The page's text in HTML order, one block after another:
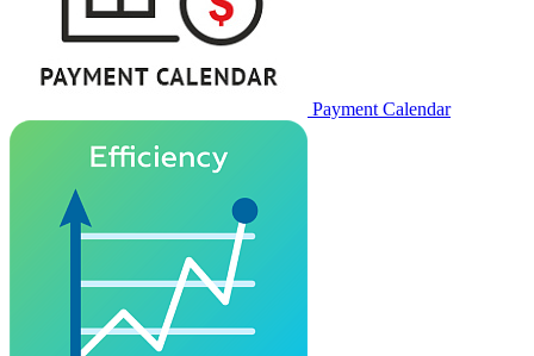
Payment Calendar